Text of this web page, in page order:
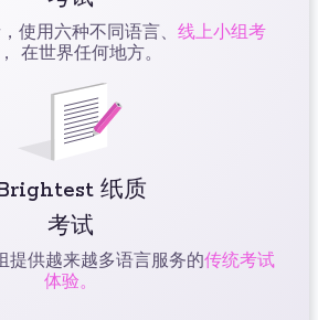
使用六种不同语言、 线上小组考
在世界任何地方。
纸质
考试
提供越来越多语言服务的传统考试
体验。